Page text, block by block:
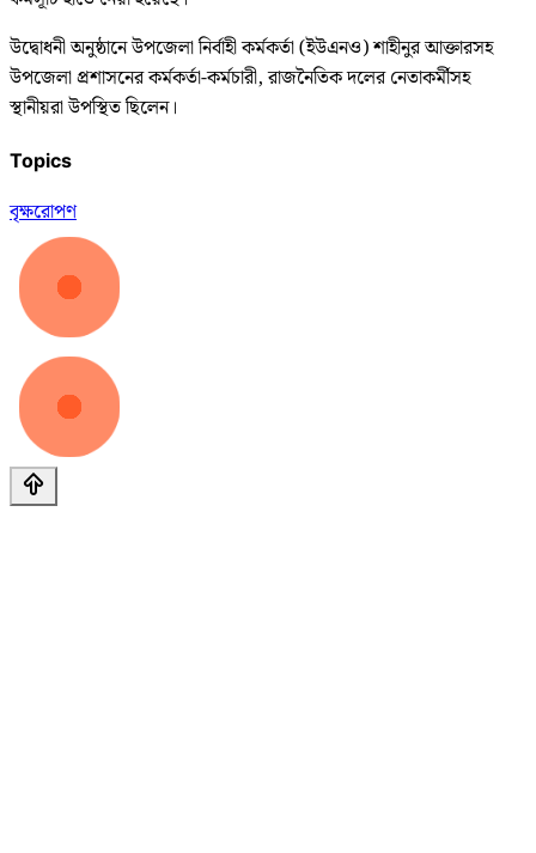
উদ্বোধনী অনুষ্ঠানে উপজেলা নির্বাহী কর্মকর্তা (ইউএনও) শাহীনুর আক্তারসহ
উপজেলা প্রশাসনের কর্মকর্তা-কর্মচারী, রাজনৈতিক দলের নেতাকর্মীসহ
স্থানীয়রা উপস্থিত ছিলেন।
Topics
বৃক্ষরোপণ